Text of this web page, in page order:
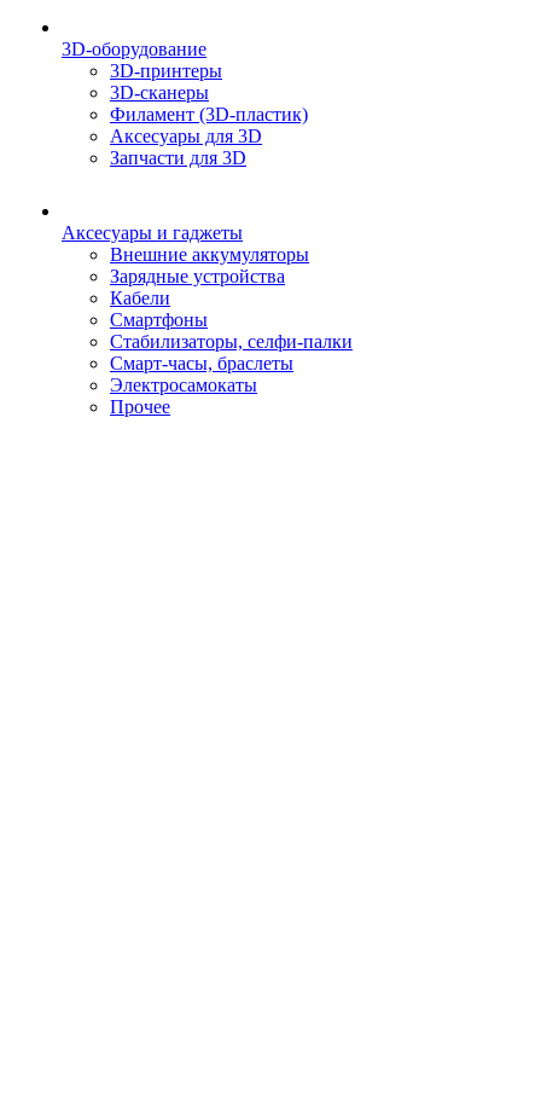
3D-оборудование
3D-принтеры
3D-сканеры
Филамент (3D-пластик)
Аксесуары для 3D
Запчасти для 3D
Аксесуары и гаджеты
Внешние аккумуляторы
Зарядные устройства
Кабели
Смартфоны
Стабилизаторы, селфи-палки
Смарт-часы, браслеты
Электросамокаты
Прочее